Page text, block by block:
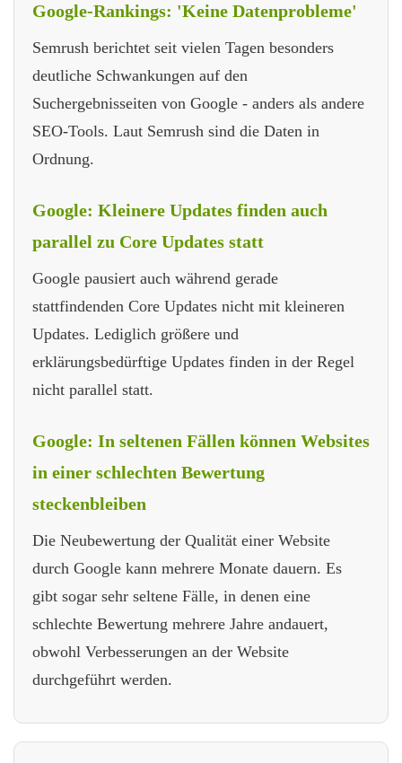
Google-Rankings: 'Keine Datenprobleme'
Semrush berichtet seit vielen Tagen besonders
deutliche Schwankungen auf den
Suchergebnisseiten von Google - anders als andere
SEO-Tools. Laut Semrush sind die Daten in
Ordnung.
Google: Kleinere Updates finden auch
parallel zu Core Updates statt
Google pausiert auch während gerade
stattfindenden Core Updates nicht mit kleineren
Updates. Lediglich größere und
erklärungsbedürftige Updates finden in der Regel
nicht parallel statt.
Google: In seltenen Fällen können Websites
in einer schlechten Bewertung
steckenbleiben
Die Neubewertung der Qualität einer Website
durch Google kann mehrere Monate dauern. Es
gibt sogar sehr seltene Fälle, in denen eine
schlechte Bewertung mehrere Jahre andauert,
obwohl Verbesserungen an der Website
durchgeführt werden.